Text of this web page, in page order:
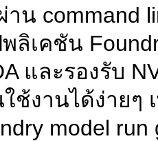
าน command
ลิเคชัน
และรองรับ
ใช้งานได้ง่ายๆ
model